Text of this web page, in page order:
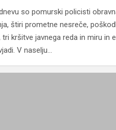
so pomurski policisti
štiri prometne nesreče,
tri kršitve javnega reda in miru in
V naselju…